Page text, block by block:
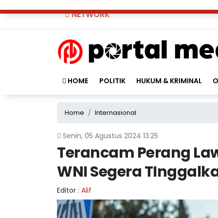
NETWORK
HOME POLITIK HUKUM & KRIMINAL
Home Internasional
Senin, 05 Agustus 2024 13:25
Terancam Perang
WNI Segera
Editor : Alif